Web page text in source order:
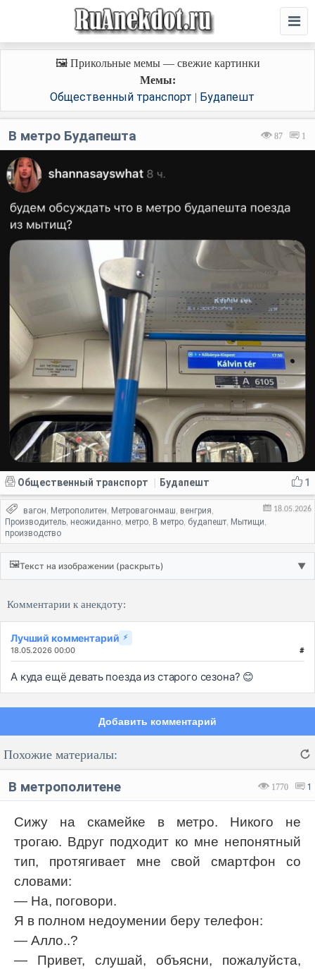
🖼️ Прикольные мемы — свежие картинки
Мемы:
Общественный транспорт | Будапешт
87 1
В метро Будапешта
1
Общественный транспорт Будапешт
18.05.2026
вагон, Метрополитен, Метровагонмаш, венгрия,
Производитель, неожиданно, метро, В метро, будапешт, Мытищи,
производство
🖼️Текст на изображении (раскрыть) ▼
Комментарии к анекдоту:
Лучший комментарий ⚡
18.05.2026 00:00 #
А куда ещё девать поезда из старого сезона? 😊
Добавить комментарий
Похожие материалы:
1770 1
В метрополитене
Cижу на скамейке в метро. Никого не
трогаю. Вдруг подходит ко мне непонятный
тип, протягивает мне свой смартфон со
словами:
— На, поговори.
Я в полном недоумении беру телефон:
— Алло..?
— Привет, слушай, объясни, пожалуйста,